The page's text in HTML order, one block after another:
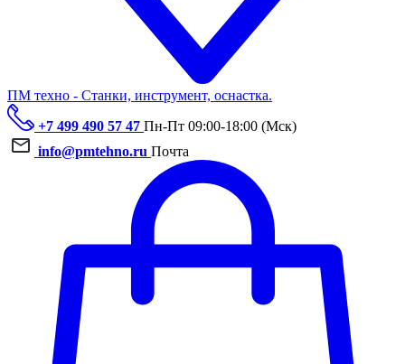
ПМ техно - Станки, инструмент, оснастка.
+7 499 490 57 47 Пн-Пт 09:00-18:00 (Мск)
info@pmtehno.ru Почта